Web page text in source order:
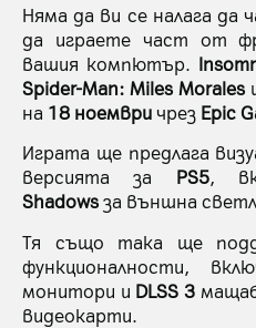
Няма да ви се налага да
да играете част от
вашия компютър.
Spider-Man: Miles Morales
на 18 ноември чрез Epic
Играта ще предлага
версията за PS5,
Shadowsза външна
Тя също така ще
функционалности,
монитори и DLSS 3
видеокарти.